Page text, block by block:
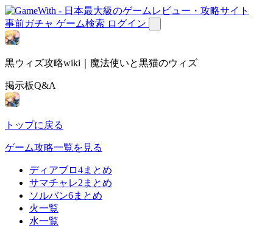
事前ガチャ ゲーム検索 ログイン
黒ウィズ攻略wiki｜魔法使いと黒猫のウィズ
掲示板Q&A
トップに戻る
ゲーム攻略一覧を見る
ディアブロ4まとめ
サマチャレ2まとめ
ソルバン6まとめ
火一覧
水一覧